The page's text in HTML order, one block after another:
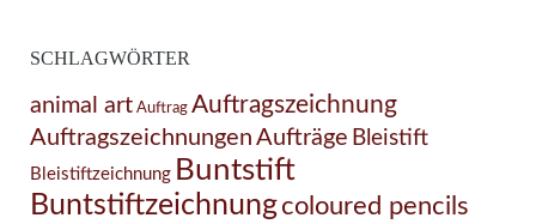
SCHLAGWÖRTER
animal art Auftrag Auftragszeichnung
Auftragszeichnungen Aufträge Bleistift
Bleistiftzeichnung Buntstift
Buntstiftzeichnungcoloured pencils